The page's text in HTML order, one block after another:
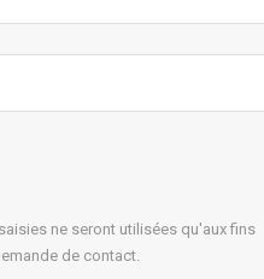
ne seront utilisées qu'aux fins
de contact.